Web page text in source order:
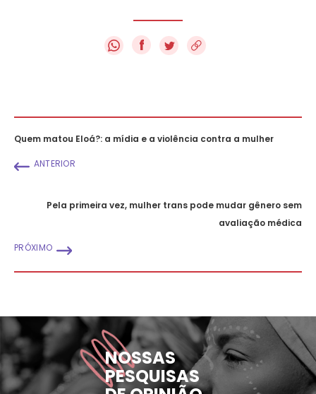
f
Quem matou Eloá?: a mídia e a violência contra a mulher
ANTERIOR
Pela primeira vez, mulher trans pode mudar gênero sem
avaliação médica
PRÓXIMO
NOSSAS
PESQUISAS